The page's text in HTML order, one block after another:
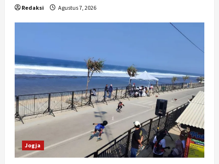
Redaksi Agustus 7, 2026
Jogja